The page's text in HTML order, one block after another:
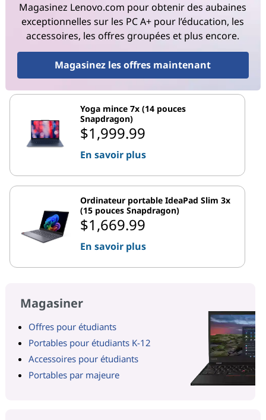
Magasinez Lenovo.com pour obtenir des aubaines
exceptionnelles sur les PC A+ pour l’éducation, les
accessoires, les offres groupées et plus encore.
Magasinez les offres maintenant
Yoga mince 7x (14 pouces
Snapdragon)
$1,999.99
En savoir plus
Ordinateur portable IdeaPad Slim 3x
(15 pouces Snapdragon)
$1,669.99
En savoir plus
Magasiner
Offres pour étudiants
Portables pour étudiants K-12
Accessoires pour étudiants
Portables par majeure